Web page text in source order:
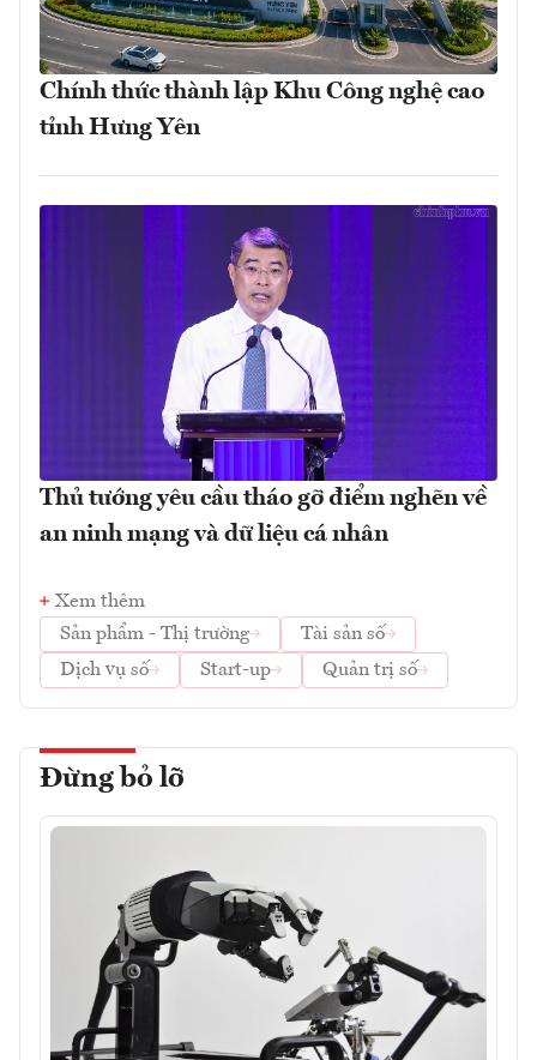
Chính thức thành lập Khu Công nghệ cao
tỉnh Hưng Yên
Thủ tướng yêu cầu tháo gỡ điểm nghẽn về
an ninh mạng và dữ liệu cá nhân
Xem thêm
Sản phẩm - Thị trường
Tài sản số
Dịch vụ số
Start-up Quản trị số
Đừng bỏ lỡ